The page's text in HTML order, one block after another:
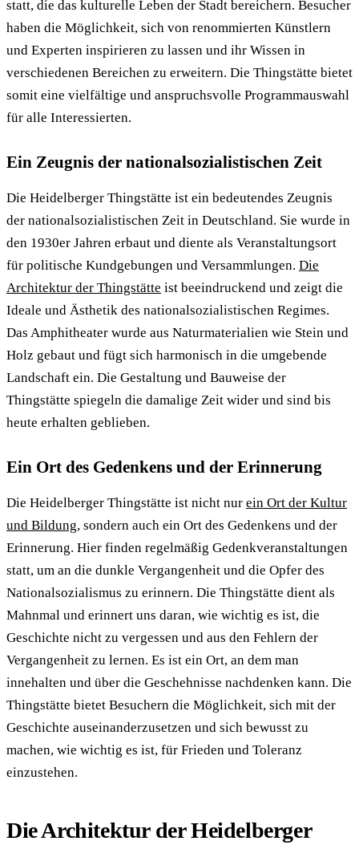
statt, die das kulturelle Leben der Stadt bereichern. Besucher
haben die Möglichkeit, sich von renommierten Künstlern
und Experten inspirieren zu lassen und ihr Wissen in
verschiedenen Bereichen zu erweitern. Die Thingstätte bietet
somit eine vielfältige und anspruchsvolle Programmauswahl
für alle Interessierten.
Ein Zeugnis der nationalsozialistischen Zeit
Die Heidelberger Thingstätte ist ein bedeutendes Zeugnis
der nationalsozialistischen Zeit in Deutschland. Sie wurde in
den 1930er Jahren erbaut und diente als Veranstaltungsort
für politische Kundgebungen und Versammlungen. Die
Architektur der Thingstätte ist beeindruckend und zeigt die
Ideale und Ästhetik des nationalsozialistischen Regimes.
Das Amphitheater wurde aus Naturmaterialien wie Stein und
Holz gebaut und fügt sich harmonisch in die umgebende
Landschaft ein. Die Gestaltung und Bauweise der
Thingstätte spiegeln die damalige Zeit wider und sind bis
heute erhalten geblieben.
Ein Ort des Gedenkens und der Erinnerung
Die Heidelberger Thingstätte ist nicht nur ein Ort der Kultur
und Bildung, sondern auch ein Ort des Gedenkens und der
Erinnerung. Hier finden regelmäßig Gedenkveranstaltungen
statt, um an die dunkle Vergangenheit und die Opfer des
Nationalsozialismus zu erinnern. Die Thingstätte dient als
Mahnmal und erinnert uns daran, wie wichtig es ist, die
Geschichte nicht zu vergessen und aus den Fehlern der
Vergangenheit zu lernen. Es ist ein Ort, an dem man
innehalten und über die Geschehnisse nachdenken kann. Die
Thingstätte bietet Besuchern die Möglichkeit, sich mit der
Geschichte auseinanderzusetzen und sich bewusst zu
machen, wie wichtig es ist, für Frieden und Toleranz
einzustehen.
Die Architektur der Heidelberger